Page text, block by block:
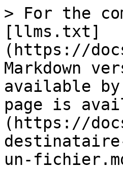
> For the
[llms.txt]
(https://
Markdown
available
page is
(https://
un-